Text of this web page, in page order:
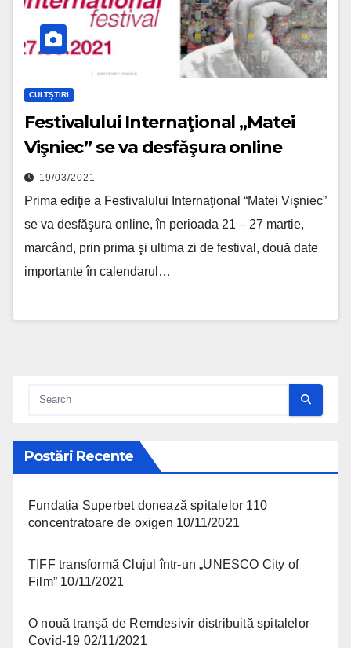
CULTȘTIRI
Festivalului Internaţional „Matei
Vişniec” se va desfăşura online
19/03/2021
Prima ediţie a Festivalului Internaţional “Matei Vişniec”
se va desfăşura online, în perioada 21 – 27 martie,
marcând, prin prima şi ultima zi de festival, două date
importante în calendarul…
Postări Recente
Fundația Superbet donează spitalelor 110
concentratoare de oxigen 10/11/2021
TIFF transformă Clujul într-un „UNESCO City of
Film” 10/11/2021
O nouă tranșă de Remdesivir distribuită spitalelor
Covid-19 02/11/2021